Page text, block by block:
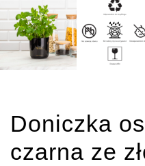
Doniczka
czarna ze